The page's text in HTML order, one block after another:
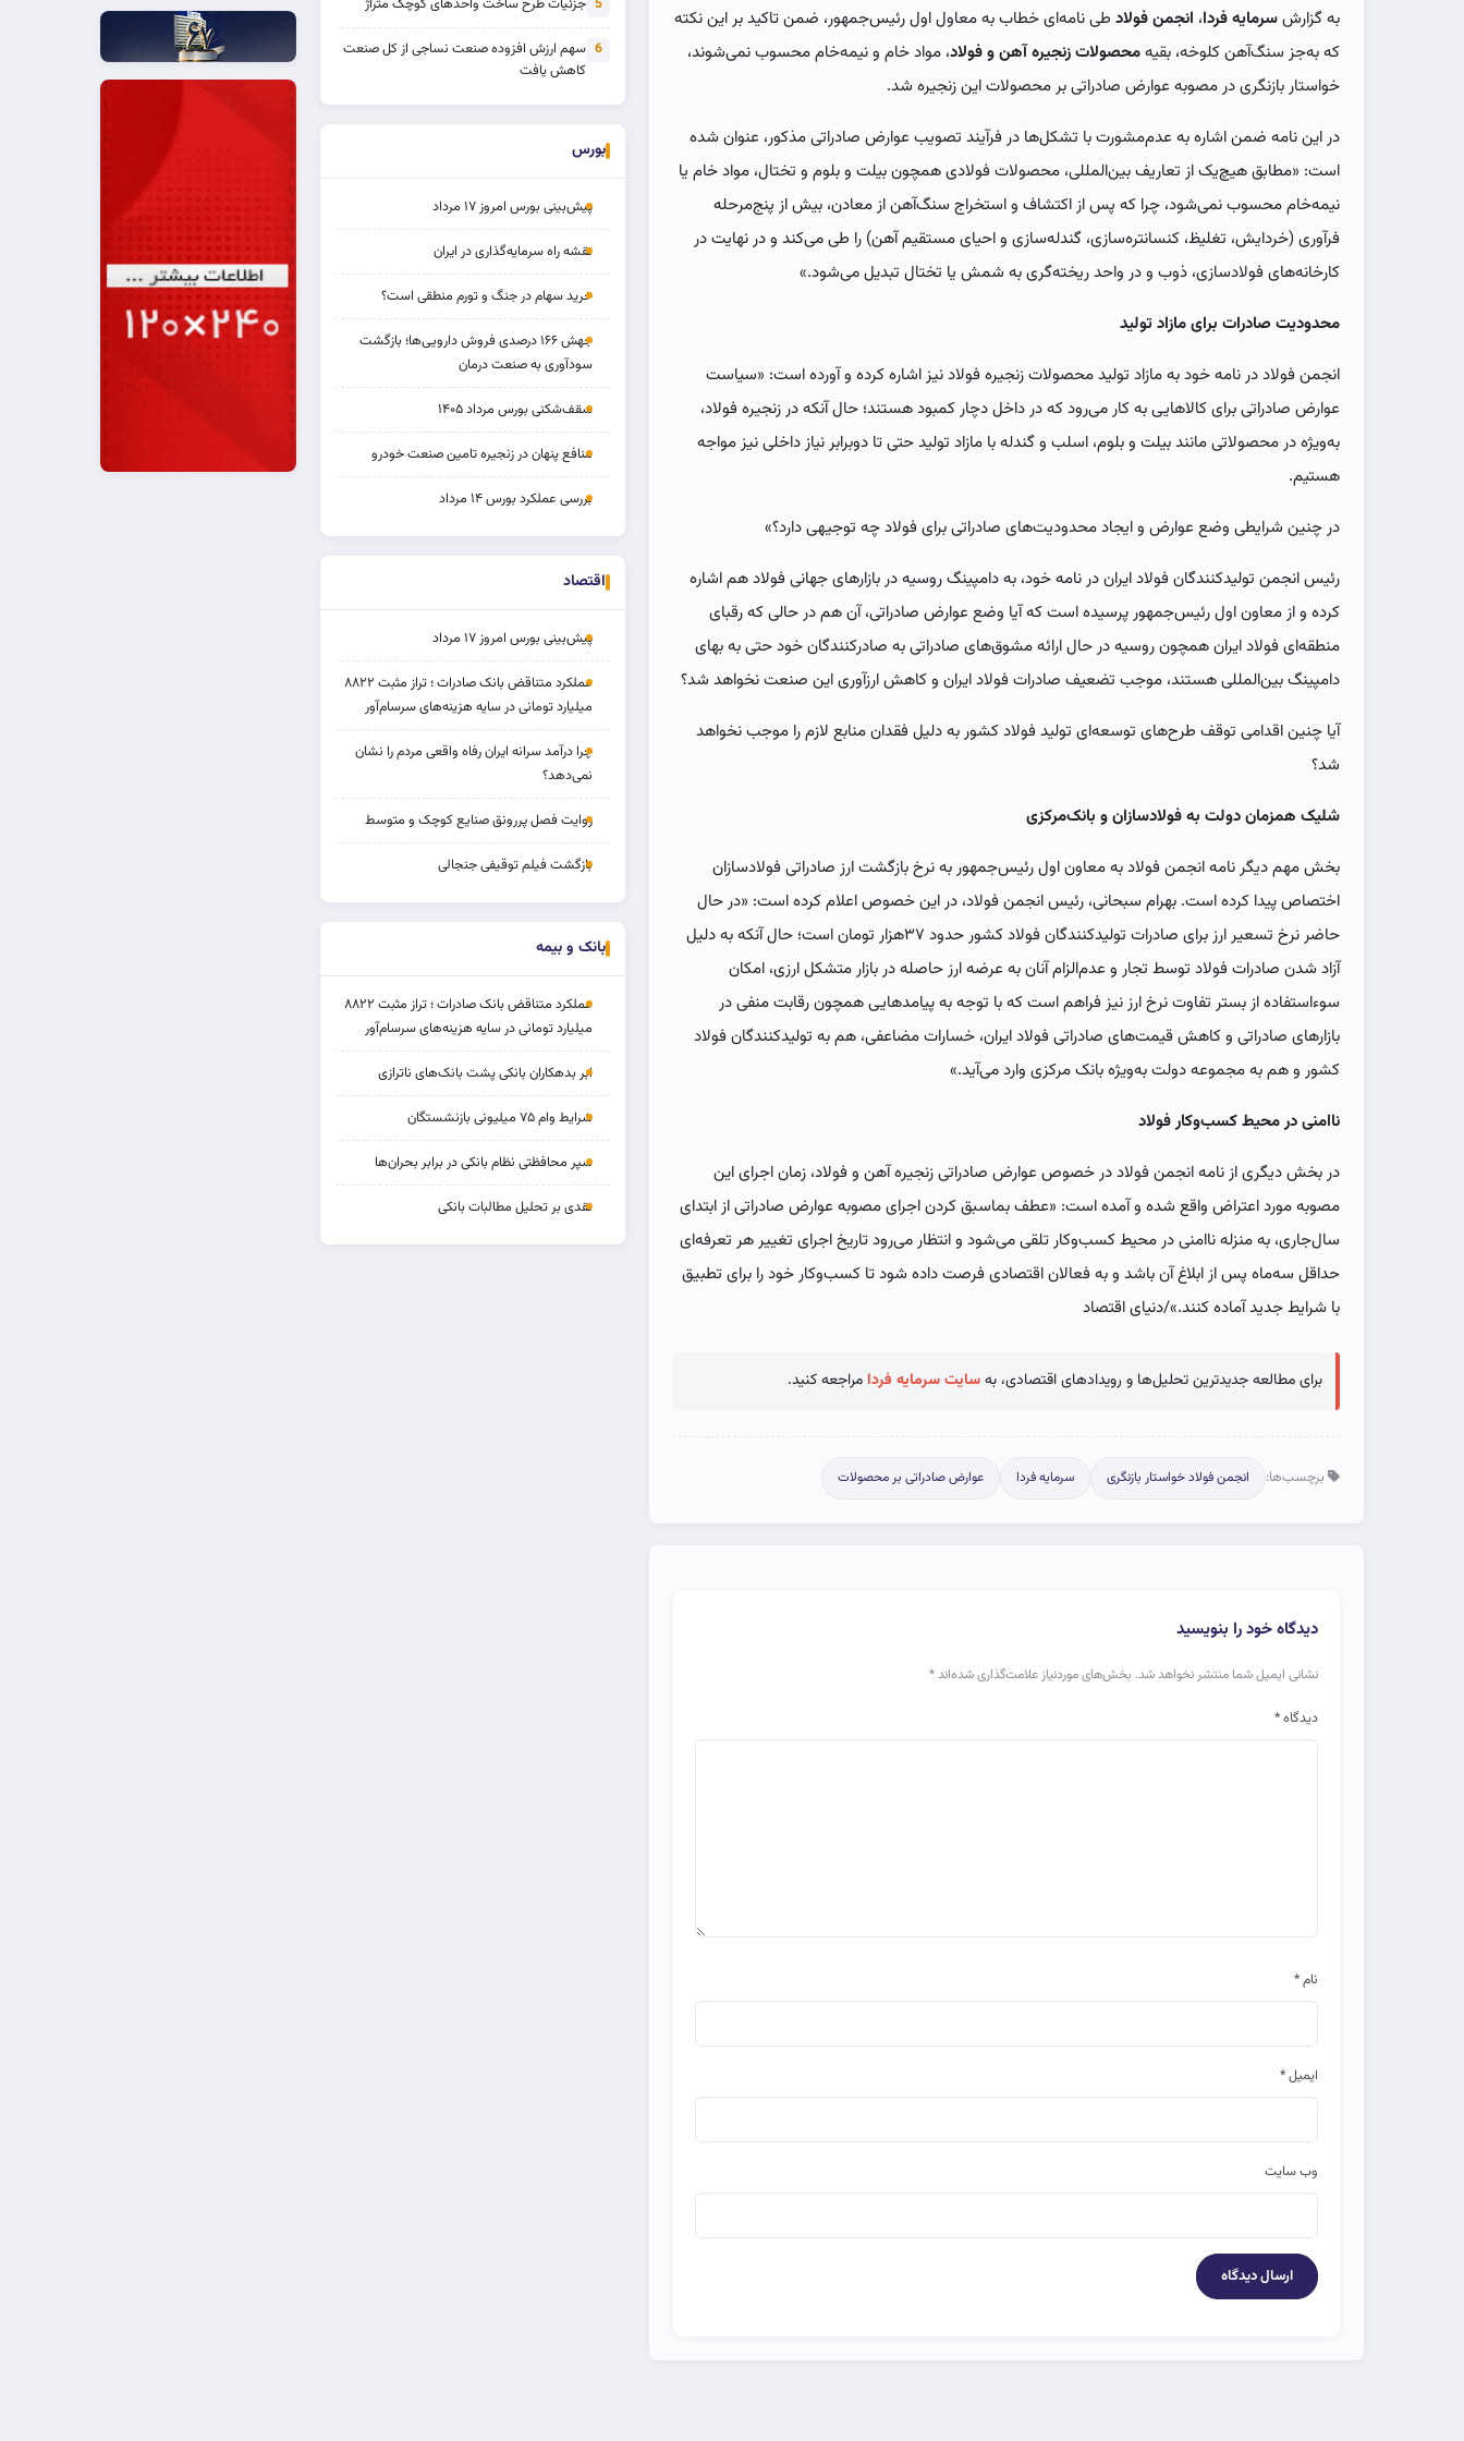
به گزارشسرمایه فردا، انجمن فولاد طی نامه‌‌‌ای خطاب به معاول اول رئیس‌جمهور، ضمن تاکید بر این نکته
که به‌جز سنگ‌‌‌آهن کلوخه، بقیهمحصولات زنجیره آهن و فولاد، مواد خام و نیمه‌خام محسوب نمی‌‌‌شوند،
خواستار بازنگری در مصوبه عوارض صادراتی بر محصولات این زنجیره شد.
در این نامه ضمن اشاره به عدم‌مشورت با تشکل‌ها در فرآیند تصویب عوارض صادراتی مذکور، عنوان شده
است: «مطابق هیچ‌یک از تعاریف بین‌المللی، محصولات فولادی همچون بیلت و بلوم و تختال، مواد خام یا
نیمه‌خام محسوب نمی‌شود، چرا که پس از اکتشاف و استخراج سنگ‌آهن از معادن، بیش از پنج‌مرحله
فرآوری (خردایش، تغلیظ، کنسانتره‌سازی، گندله‌‌‌سازی و احیای مستقیم آهن) را طی می‌کند و در ‌‌‌نهایت در
کارخانه‌های فولادسازی، ذوب و در واحد ریخته‌‌‌گری به شمش یا تختال تبدیل می‌شود.»
محدودیت صادرات برای مازاد تولید
انجمن فولاد در نامه خود به مازاد تولید محصولات زنجیره فولاد نیز اشاره کرده و آورده است: «سیاست
عوارض صادراتی برای کالاهایی به کار می‌رود که در داخل دچار کمبود هستند؛ حال آنکه در زنجیره فولاد،
به‌ویژه در محصولاتی مانند بیلت و بلوم، اسلب و گندله با مازاد تولید حتی تا دوبرابر نیاز داخلی نیز مواجه
هستیم.
در چنین شرایطی وضع عوارض و ایجاد محدودیت‌های صادراتی برای فولاد چه توجیهی دارد؟»
رئیس انجمن تولیدکنندگان فولاد ایران در نامه خود، به دامپینگ روسیه در بازارهای جهانی فولاد هم اشاره
کرده و از معاون اول رئیس‌جمهور پرسیده است که آیا وضع عوارض صادراتی، آن هم در حالی که رقبای
منطقه‌‌‌ای فولاد ایران همچون روسیه در حال ارائه مشوق‌‌‌های صادراتی به صادرکنندگان خود حتی به بهای
دامپینگ بین‌المللی هستند، موجب تضعیف صادرات فولاد ایران و کاهش ارزآوری این صنعت نخواهد شد؟
آیا چنین اقدامی ‌‌‌توقف طرح‌‌‌های توسعه‌‌‌ای تولید فولاد کشور به دلیل فقدان منابع لازم را موجب نخواهد
شد؟
شلیک همزمان دولت به فولادسازان و بانک‌مرکزی
بخش مهم دیگر نامه انجمن فولاد به معاون اول رئیس‌جمهور به نرخ بازگشت ارز صادراتی فولادسازان
اختصاص پیدا کرده است. بهرام سبحانی، رئیس انجمن فولاد، در این خصوص اعلام کرده است: «در حال
حاضر نرخ تسعیر ارز برای صادرات تولیدکنندگان فولاد کشور حدود ۳۷‌هزار تومان است؛ حال آنکه به دلیل
آزاد شدن صادرات فولاد توسط تجار و عدم‌الزام آنان به عرضه ارز حاصله در بازار متشکل ارزی، امکان
سوءاستفاده از بستر تفاوت نرخ ارز نیز فراهم است که با توجه به پیامدهایی همچون رقابت منفی در
بازارهای صادراتی و کاهش قیمت‌های صادراتی فولاد ایران، خسارات مضاعفی، هم به تولیدکنندگان فولاد
کشور و هم به مجموعه دولت به‌ویژه بانک مرکزی وارد می‌‌‌آید.»
ناامنی در محیط کسب‌وکار فولاد
در بخش دیگری از نامه انجمن فولاد در خصوص عوارض صادراتی زنجیره آهن و فولاد، زمان اجرای این
مصوبه مورد اعتراض واقع شده و آمده است: «عطف بماسبق کردن اجرای مصوبه عوارض صادراتی از ابتدای
سال‌جاری، به منزله ناامنی در محیط کسب‌وکار تلقی می‌شود و انتظار می‌رود تاریخ اجرای تغییر هر تعرفه‌ای
حداقل سه‌ماه پس از ابلاغ آن باشد و به فعالان اقتصادی فرصت داده شود تا کسب‌وکار خود را برای تطبیق
با شرایط جدید آماده کنند.»/دنیای اقتصاد
برای مطالعه جدیدترین تحلیل‌ها و رویدادهای اقتصادی، بهسایت سرمایه فردا مراجعه کنید.
برچسب‌ها: انجمن فولاد خواستار بازنگری سرمایه فردا عوارض صادراتی بر محصولات‌
دیدگاه خود را بنویسید
نشانی ایمیل شما منتشر نخواهد شد. بخش‌های موردنیاز علامت‌گذاری شده‌اند*
دیدگاه*
نام*
ایمیل*
وب‌ سایت
5
6 سهم ارزش افزوده صنعت نساجی از کل صنعت
کاهش یافت
بورس
پیش‌بینی بورس امروز ۱۷ مرداد
نقشه راه سرمایه‌گذاری در ایران
خرید سهام در جنگ و تورم منطقی است؟
جهش ۱۶۶ درصدی فروش دارویی‌ها؛ بازگشت
سودآوری به صنعت درمان
سقف‌شکنی بورس مرداد ۱۴۰۵
منافع پنهان در زنجیره تامین صنعت خودرو
بررسی عملکرد بورس ۱۴ مرداد
اقتصاد
پیش‌بینی بورس امروز ۱۷ مرداد
عملکرد متناقض بانک صادرات ؛ تراز مثبت ۸۸۲۲
میلیارد تومانی در سایه هزینه‌های سرسام‌آور
چرا درآمد سرانه ایران رفاه واقعی مردم را نشان
نمی‌دهد؟
روایت فصل پررونق صنایع کوچک و متوسط
بازگشت فیلم توقیفی جنجالی
بانک و بیمه
عملکرد متناقض بانک صادرات ؛ تراز مثبت ۸۸۲۲
میلیارد تومانی در سایه هزینه‌های سرسام‌آور
ابر بدهکاران بانکی پشت بانک‌های ناترازی
شرایط وام ۷۵ میلیونی بازنشستگان
سپر محافظتی نظام بانکی در برابر بحران‌ها
نقدی بر تحلیل مطالبات بانکی